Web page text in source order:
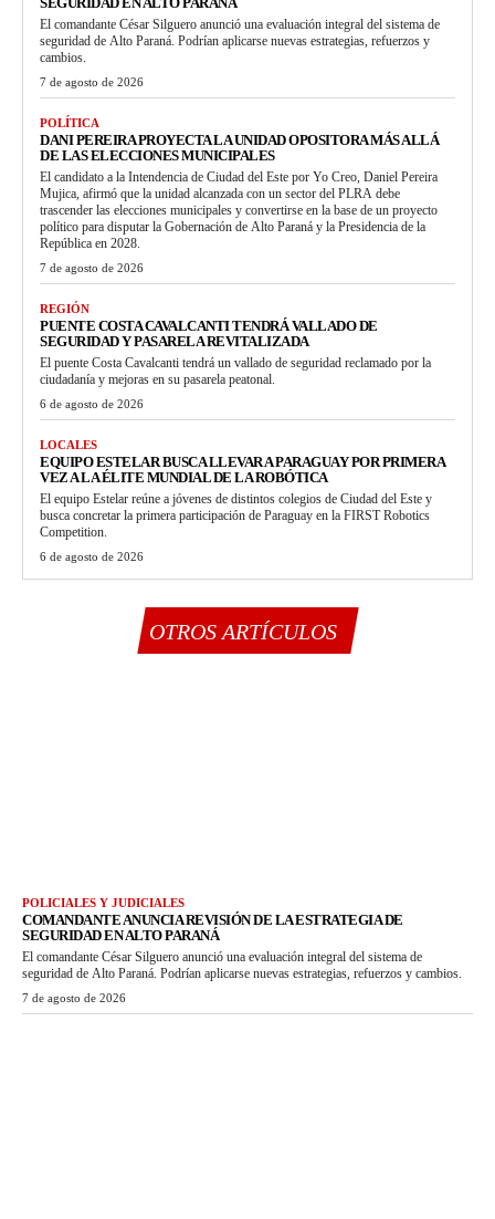
El comandante César Silguero anunció una evaluación integral del sistema de
seguridad de Alto Paraná. Podrían aplicarse nuevas estrategias, refuerzos y
cambios.
7 de agosto de 2026
POLÍTICA
DANI PEREIRA PROYECTA LA UNIDAD OPOSITORA MÁS ALLÁ
DE LAS ELECCIONES MUNICIPALES
El candidato a la Intendencia de Ciudad del Este por Yo Creo, Daniel Pereira
Mujica, afirmó que la unidad alcanzada con un sector del PLRA debe
trascender las elecciones municipales y convertirse en la base de un proyecto
político para disputar la Gobernación de Alto Paraná y la Presidencia de la
República en 2028.
7 de agosto de 2026
REGIÓN
PUENTE COSTA CAVALCANTI TENDRÁ VALLADO DE
SEGURIDAD Y PASARELA REVITALIZADA
El puente Costa Cavalcanti tendrá un vallado de seguridad reclamado por la
ciudadanía y mejoras en su pasarela peatonal.
6 de agosto de 2026
LOCALES
EQUIPO ESTELAR BUSCA LLEVAR A PARAGUAY POR PRIMERA
VEZ A LA ÉLITE MUNDIAL DE LA ROBÓTICA
El equipo Estelar reúne a jóvenes de distintos colegios de Ciudad del Este y
busca concretar la primera participación de Paraguay en la FIRST Robotics
Competition.
6 de agosto de 2026
OTROS ARTÍCULOS
POLICIALES Y JUDICIALES
COMANDANTE ANUNCIA REVISIÓN DE LA ESTRATEGIA DE
SEGURIDAD EN ALTO PARANÁ
El comandante César Silguero anunció una evaluación integral del sistema de
seguridad de Alto Paraná. Podrían aplicarse nuevas estrategias, refuerzos y cambios.
7 de agosto de 2026